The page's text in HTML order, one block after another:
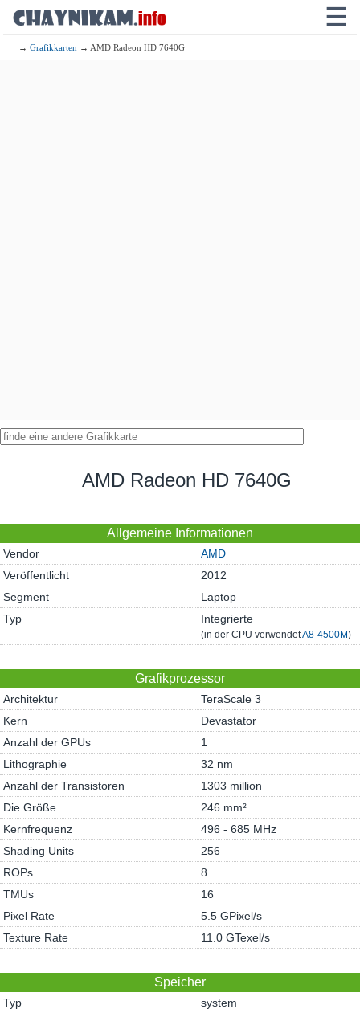
☰
→Grafikkarten → AMD Radeon HD 7640G
AMD Radeon HD 7640G
Allgemeine Informationen
Vendor
AMD
Veröffentlicht
2012
Segment
Laptop
Typ
Integrierte
(in der CPU verwendetA8-4500M)
Grafikprozessor
Architektur
TeraScale 3
Kern
Devastator
Anzahl der GPUs
1
Lithographie
32 nm
Anzahl der Transistoren
1303 million
Die Größe
246 mm²
Kernfrequenz
496 - 685 MHz
Shading Units
256
ROPs
8
TMUs
16
Pixel Rate
5.5 GPixel/s
Texture Rate
11.0 GTexel/s
Speicher
Typ system